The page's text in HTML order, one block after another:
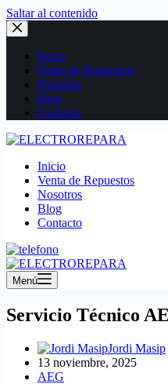
Saltar al contenido
Inicio
Venta de Repuestos
Nosotros
Blog
Contacto
Inicio
Venta de Repuestos
Nosotros
Blog
Contacto
Menú
Servicio Técnico
Jordi Masip
13 noviembre, 2025
AEG